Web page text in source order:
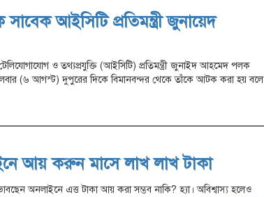
আইসিটি প্রতিমন্ত্রী জুনায়েদ
ও তথ্যপ্রযুক্তি (আইসিটি) প্রতিমন্ত্রী জুনাইদ আহমেদ পলক
(৬ আগস্ট) দুপুরের দিকে বিমানবন্দর থেকে তাঁকে আটক করা হয় বলে
আয় করুন মাসে লাখ লাখ টাকা
অনলাইনে এত্ত টাকা আয় করা সম্ভব নাকি? হ্যা। অবিশ্বাস্য হলেও